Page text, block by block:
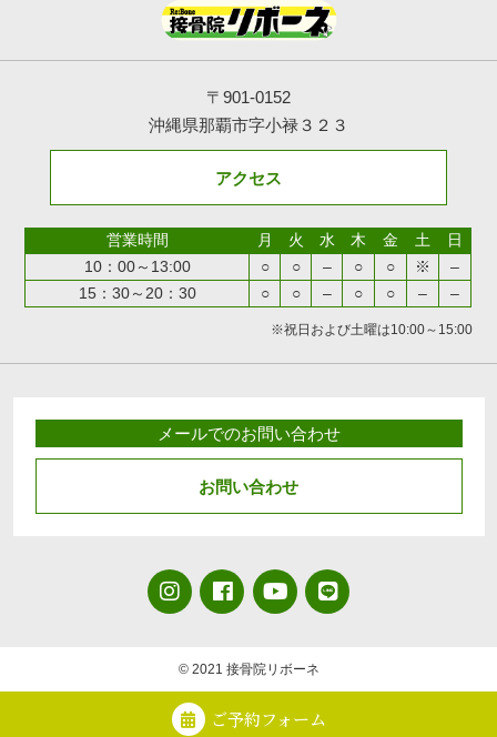
ご予約フォーム
〒901-0152
沖縄県那覇市字小禄３２３
アクセス
営業時間 月 火 水 木 金 土
日
10：00～13:00
○ ○ – ○ ○ ※
–
15：30～20：30
○ ○ – ○ ○ – –
※祝日および土曜は10:00～15:00
メールでのお問い合わせ
お問い合わせ
© 2021 接骨院リボーネ